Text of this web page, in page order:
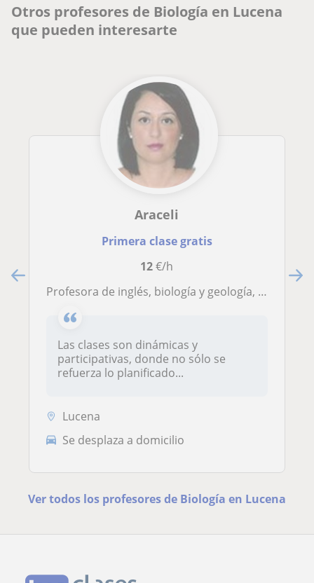
Otros profesores de Biología en Lucena
que pueden interesarte
Araceli
Primera clase gratis
12€/h
Profesora de inglés, biología y geología, matemáticas y física y quimica
Las clases son dinámicas y
participativas, donde no sólo se
refuerza lo planificado...
Lucena
Se desplaza a domicilio
Ver todos los profesores de Biología en Lucena